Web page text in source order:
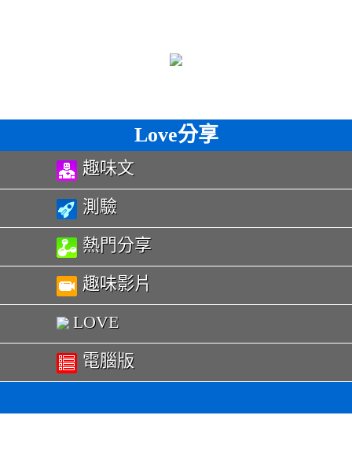
Love分享
趣味文
測驗
熱門分享
趣味影片
LOVE
電腦版